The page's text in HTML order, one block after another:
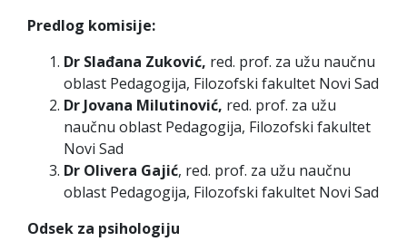
Predlog komisije:
Dr Slađana Zuković, red. prof. za užu naučnu
oblast Pedagogija, Filozofski fakultet Novi Sad
Dr Jovana Milutinović, red. prof. za užu
naučnu oblast Pedagogija, Filozofski fakultet
Novi Sad
Dr Olivera Gajić, red. prof. za užu naučnu
oblast Pedagogija, Filozofski fakultet Novi Sad
Odsek za psihologiju